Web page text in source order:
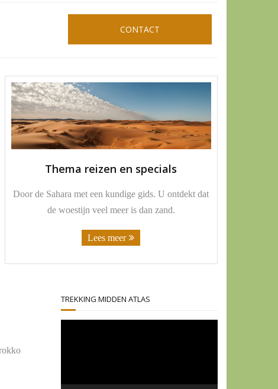
CONTACT
Thema reizen en specials
Door de Sahara met een kundige gids. U ontdekt dat
de woestijn veel meer is dan zand.
Lees meer
TREKKING MIDDEN ATLAS